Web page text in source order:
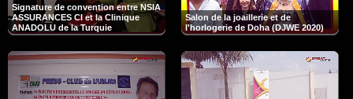
Signature de convention entre NSIA
ASSURANCES CI et la Clinique
ANADOLU de la Turquie
Salon de la joaillerie et de
l'horlogerie de Doha (DJWE 2020)